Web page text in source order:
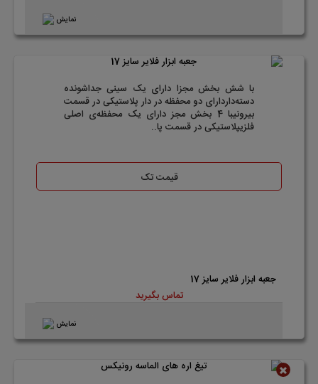
نمایش
با شش بخش مجزا دارای یک سینی جدا‌شونده
دسته‌داردارای دو محفظه در دار پلاستیکی در قسمت
بیرونیبا 4 بخش مجز دارای یک محفظه‌ی اصلی
فلزیپلاستیکی در قسمت پا..
قیمت تک
جعبه ابزار فلایر سایز 17
تماس بگیرید
نمایش